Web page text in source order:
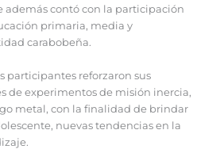
además contó con la participación
primaria, media y
carabobeña.
participantes reforzaron sus
de experimentos de misión inercia,
metal, con la finalidad de brindar
nuevas tendencias en la